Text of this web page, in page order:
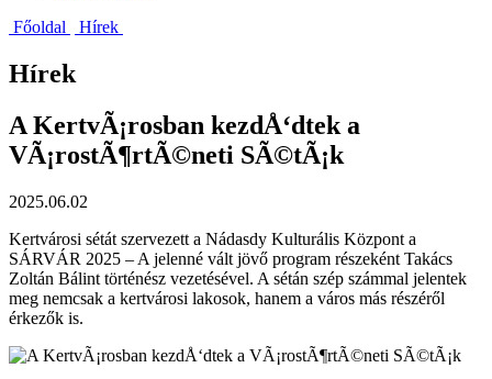
Főoldal
Hí­rek
Hírek
A KertvÃ¡rosban kezdÅ‘dtek a
VÃ¡rostÃ¶rtÃ©neti SÃ©tÃ¡k
2025.06.02
Kertvárosi sétát szervezett a Nádasdy Kulturális Központ a
SÁRVÁR 2025 – A jelenné vált jövő program részeként Takács
Zoltán Bálint történész vezetésével. A sétán szép számmal jelentek
meg nemcsak a kertvárosi lakosok, hanem a város más részéről
érkezők is.